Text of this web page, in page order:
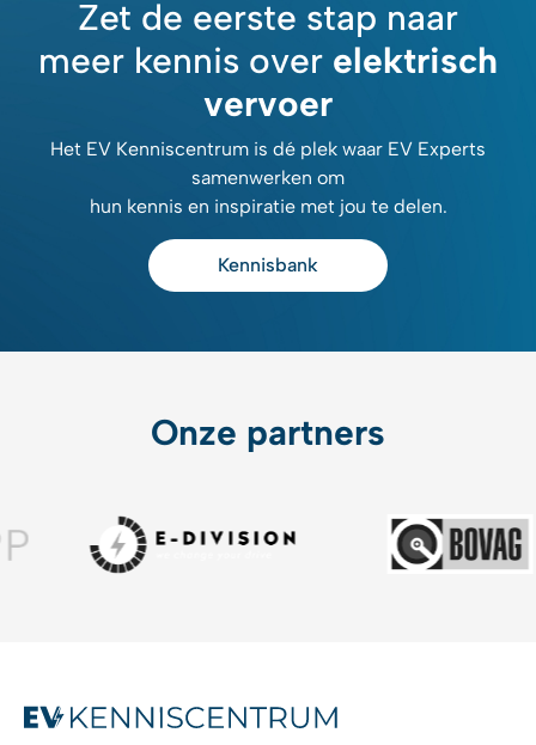
Zet de eerste stap naar
meer kennis over elektrisch
vervoer
Het EV Kenniscentrum is dé plek waar EV Experts
samenwerken om
hun kennis en inspiratie met jou te delen.
Kennisbank
Onze partners